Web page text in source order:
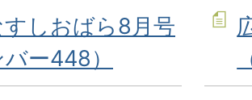
すしおばら8月号
バー448）